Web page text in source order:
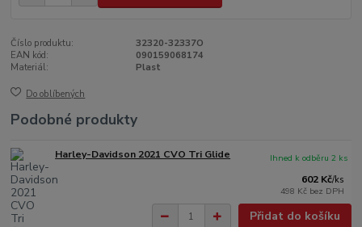
Číslo produktu:
32320-32337O
EAN kód:
090159068174
Materiál:
Plast
Do oblíbených
Podobné produkty
Harley-Davidson 2021 CVO Tri Glide
602 Kč/ks
498 Kč bez DPH
Ihned k odběru 2 ks
Přidat do košíku